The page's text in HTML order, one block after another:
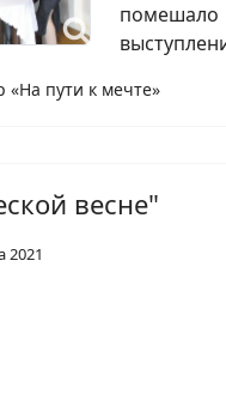
пути к мечте»
весне"
2021